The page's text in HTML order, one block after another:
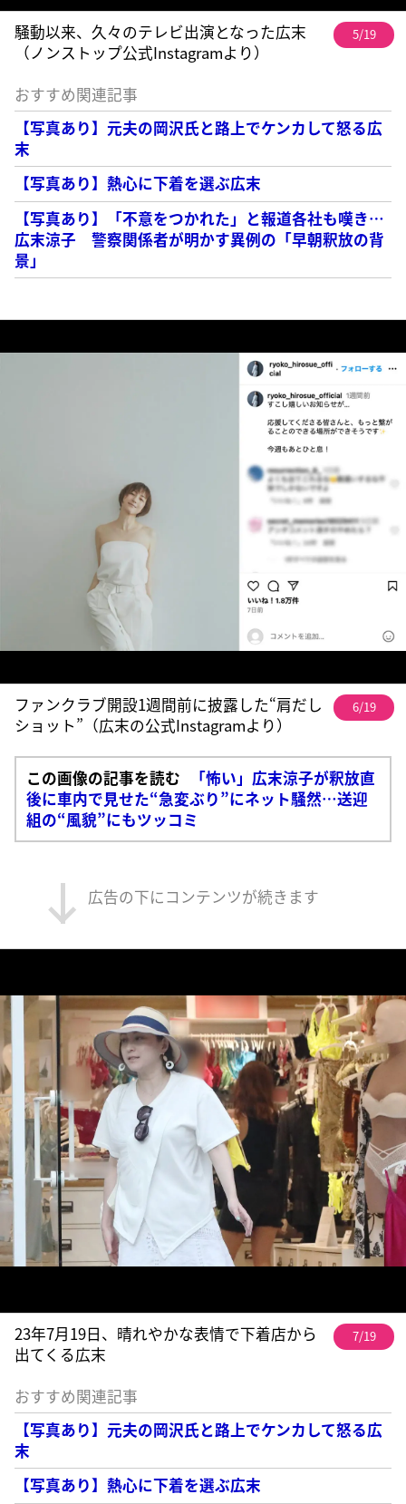
騒動以来、久々のテレビ出演となった広末
（ノンストップ公式Instagramより）
5/19
おすすめ関連記事
【写真あり】元夫の岡沢氏と路上でケンカして怒る広
末
【写真あり】熱心に下着を選ぶ広末
【写真あり】「不意をつかれた」と報道各社も嘆き…
広末涼子 警察関係者が明かす異例の「早朝釈放の背
景」
ファンクラブ開設1週間前に披露した“肩だし
ショット”（広末の公式Instagramより）
6/19
この画像の記事を読む
「怖い」広末涼子が釈放直
後に車内で見せた“急変ぶり”にネット騒然…送迎
組の“風貌”にもツッコミ
広告の下にコンテンツが続きます
23年7月19日、晴れやかな表情で下着店から
出てくる広末
7/19
おすすめ関連記事
【写真あり】元夫の岡沢氏と路上でケンカして怒る広
末
【写真あり】熱心に下着を選ぶ広末